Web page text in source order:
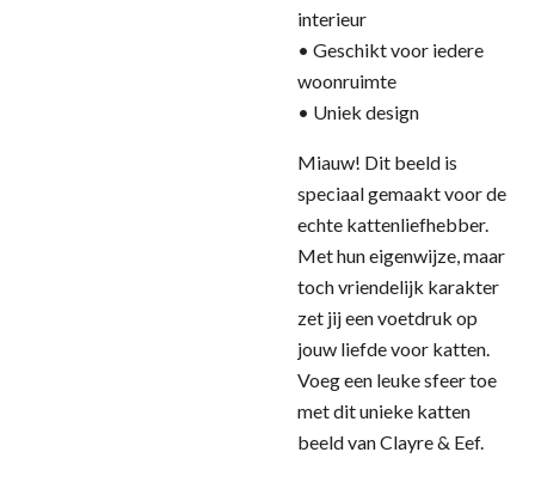
interieur
• Geschikt voor iedere
woonruimte
• Uniek design
Miauw! Dit beeld is
speciaal gemaakt voor de
echte kattenliefhebber.
Met hun eigenwijze, maar
toch vriendelijk karakter
zet jij een voetdruk op
jouw liefde voor katten.
Voeg een leuke sfeer toe
met dit unieke katten
beeld van Clayre & Eef.